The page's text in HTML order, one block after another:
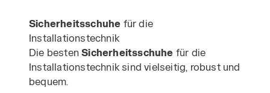
Sicherheitsschuhe für die
Installationstechnik
Die bestenSicherheitsschuhe für die
Installationstechnik sind vielseitig, robust und
bequem.